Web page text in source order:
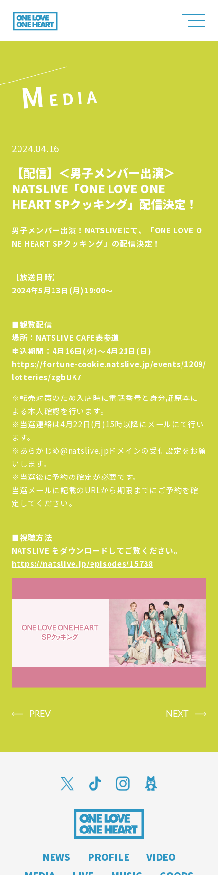
M EDIA
2024.04.16
【配信】＜男子メンバー出演＞
NATSLIVE「ONE LOVE ONE
HEART SPクッキング」配信決定！
男子メンバー出演！NATSLIVEにて、「ONE LOVE O
NE HEART SPクッキング」の配信決定！
【放送日時】
2024年5月13日(月)19:00～
■観覧配信
場所：NATSLIVE CAFE表参道
申込期間：4月16日(火)～4月21日(日)
https://fortune-cookie.natslive.jp/events/1209/
lotteries/zgbUK7
※転売対策のため入店時に電話番号と身分証原本に
よる本人確認を行います。
※当選連絡は4月22日(月)15時以降にメールにて行い
ます。
※あらかじめ@natslive.jpドメインの受信設定をお願
いします。
※当選後に予約の確定が必要です。
当選メールに記載のURLから期限までにご予約を確
定してください。
■視聴方法
NATSLIVE をダウンロードしてご覧ください。
https://natslive.jp/episodes/15738
PREV NEXT
NEWS PROFILE
VIDEO